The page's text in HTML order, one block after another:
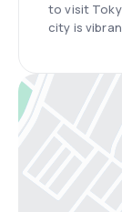
to visit
city is